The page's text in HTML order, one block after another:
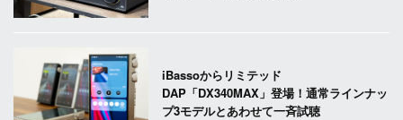
iBassoからリミテッド
DAP「DX340MAX」登場！通常ラインナッ
プ3モデルとあわせて一斉試聴